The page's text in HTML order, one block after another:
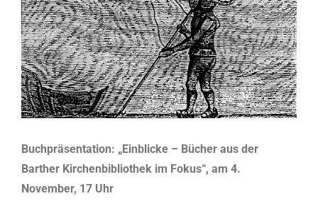
Bild
Buchpräsentation: „Einblicke – Bücher aus der
Barther Kirchenbibliothek im Fokus“, am 4.
November, 17 Uhr